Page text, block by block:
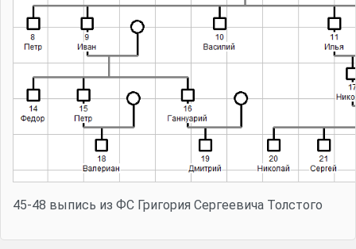
45-48 выпись из ФС Григория Сергеевича Толстого